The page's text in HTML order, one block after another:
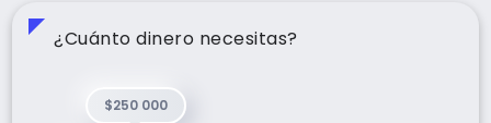
¿Cuánto dinero necesitas?
$250 000